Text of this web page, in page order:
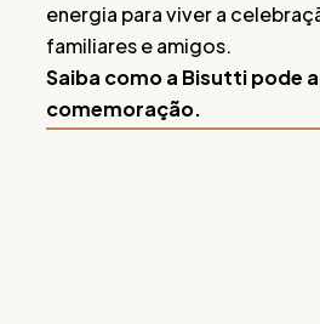
energia para viver a
familiares e amigos.
Saiba como a Bisutti pode
comemoração.